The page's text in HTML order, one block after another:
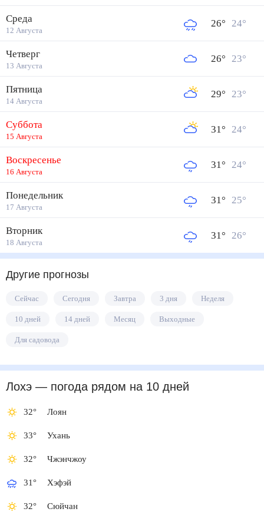
Среда
12 Августа
26° 24°
Четверг
13 Августа
26° 23°
Пятница
14 Августа
29° 23°
Суббота
15 Августа
31° 24°
Воскресенье
16 Августа
31° 24°
Понедельник
17 Августа
31° 25°
Вторник
18 Августа
31° 26°
Другие прогнозы
Сейчас Сегодня Завтра 3 дня Неделя
10 дней 14 дней Месяц Выходные
Для садовода
Лохэ — погода рядомна 10 дней
32° Лоян
33° Ухань
32° Чжэнчжоу
31° Хэфэй
32° Сюйчан